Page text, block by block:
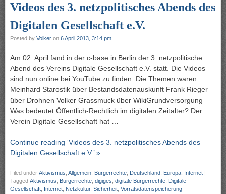
Videos des 3. netzpolitisches Abends des
Digitalen Gesellschaft e.V.
Posted by Volker on 6 April 2013, 3:14 pm
Am 02. April fand in der c-base in Berlin der 3. netzpolitische
Abend des Vereins Digitale Gesellschaft e.V. statt. Die Videos
sind nun online bei YouTube zu finden. Die Themen waren:
Meinhard Starostik über Bestandsdatenauskunft Frank Rieger
über Drohnen Volker Grassmuck über WikiGrundversorgung –
Was bedeutet Öffentlich-Rechtlich im digitalen Zeitalter? Der
Verein Digitale Gesellschaft hat …
Continue reading ‘Videos des 3. netzpolitisches Abends des
Digitalen Gesellschaft e.V.’ »
Filed under Aktivismus Allgemein Bürgerrechte Deutschland Europa Internet
Tagged Aktivismus Bürgerrechte digiges digitale Bürgerrechte
Digitale
Gesellschaft
Internet Netzkultur, Sicherheit Vorratsdatenspeicherung